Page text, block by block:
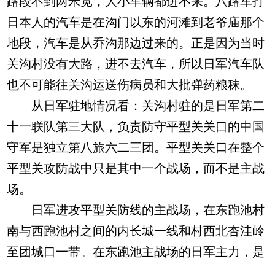
日本人的汽车是在沟门以东的河滩到老爷庙那个
地段，汽车是从乔沟那边过来的。正是因为当时
关沟村没有大路，进不去汽车，所以日军汽车队
也不可能往关沟运送伤病员和大批弹药粮秣。
从日军驻地情况看：关沟村驻的是日军第二
十一联队第三大队，负责防守平型关关口的中国
守军是独立第八旅六二三团。平型关关口在整个
平型关攻防战中只是其中一个战场，而不是主战
场。
日军进攻平型关防线的主战场，在东跑池村
南与西跑池村之间的内长城一线和村西北杏洼岭
至团城口一带。在东跑池主战场的日军主力，是